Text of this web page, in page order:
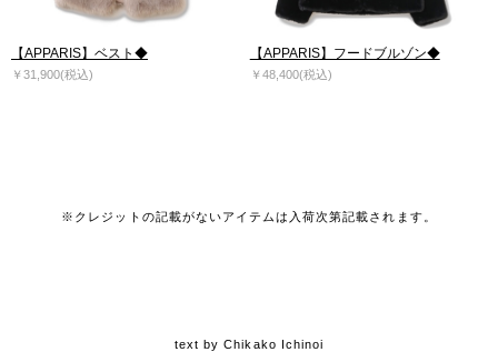
【APPARIS】ベスト◆
￥31,900(税込)
【APPARIS】フードブルゾン◆
￥48,400(税込)
※クレジットの記載がないアイテムは入荷次第記載されます。
text by Chikako Ichinoi